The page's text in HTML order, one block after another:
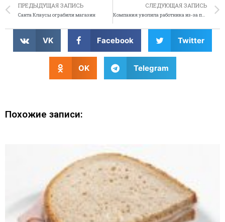
ПРЕДЫДУЩАЯ ЗАПИСЬ
Санта Клаусы ограбили магазин
СЛЕДУЮЩАЯ ЗАПИСЬ
Компания уволила работника из-за пары евро центов
VK Facebook Twitter
OK Telegram
Похожие записи: